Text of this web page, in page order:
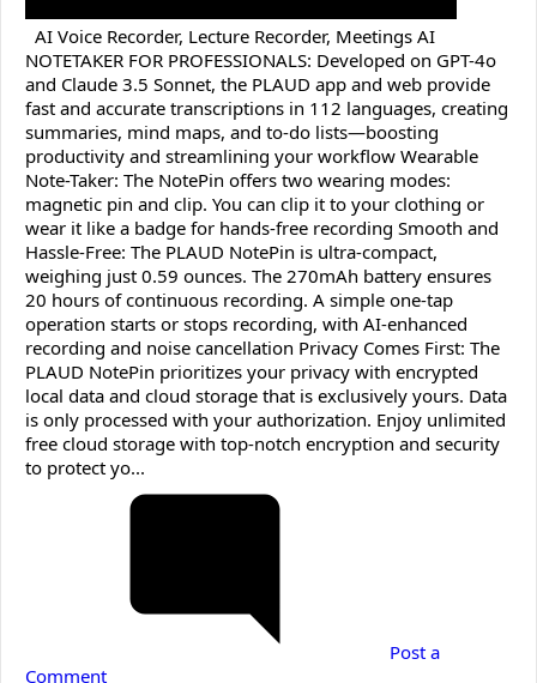
AI Voice Recorder, Lecture Recorder, Meetings AI
NOTETAKER FOR PROFESSIONALS: Developed on GPT-4o
and Claude 3.5 Sonnet, the PLAUD app and web provide
fast and accurate transcriptions in 112 languages, creating
summaries, mind maps, and to-do lists—boosting
productivity and streamlining your workflow Wearable
Note-Taker: The NotePin offers two wearing modes:
magnetic pin and clip. You can clip it to your clothing or
wear it like a badge for hands-free recording Smooth and
Hassle-Free: The PLAUD NotePin is ultra-compact,
weighing just 0.59 ounces. The 270mAh battery ensures
20 hours of continuous recording. A simple one-tap
operation starts or stops recording, with AI-enhanced
recording and noise cancellation Privacy Comes First: The
PLAUD NotePin prioritizes your privacy with encrypted
local data and cloud storage that is exclusively yours. Data
is only processed with your authorization. Enjoy unlimited
free cloud storage with top-notch encryption and security
to protect yo...
Post a
Comment